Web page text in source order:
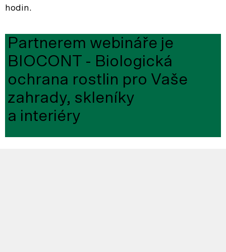
hodin.
Partnerem webináře je
BIOCONT - Biologická
ochrana rostlin pro Vaše
zahrady, skleníky
a interiéry